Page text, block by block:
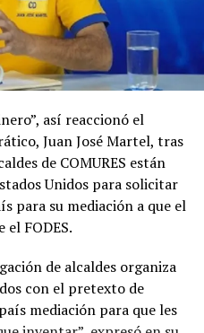
así reaccionó el
Juan José Martel, tras
de COMURES están
Unidos para solicitar
para su mediación a que el
el FODES.
de alcaldes organiza
con el pretexto de
mediación para que les